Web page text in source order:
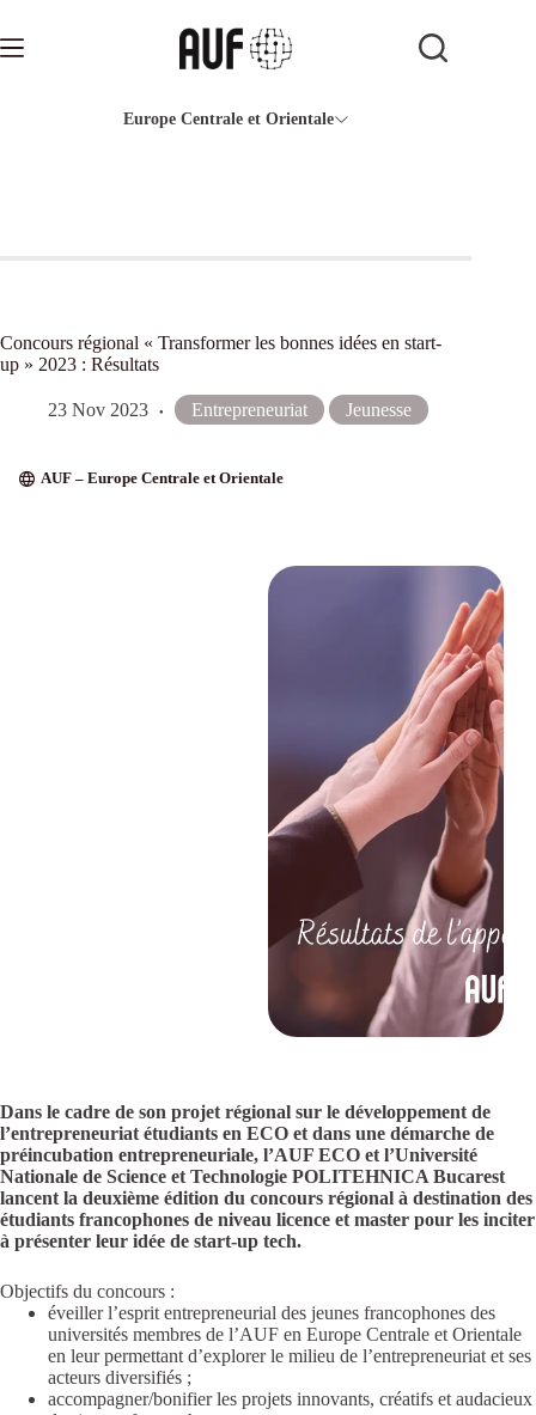
contenu
Europe Centrale et Orientale
Concours régional « Transformer les bonnes idées en start-
up » 2023 : Résultats
23 Nov 2023 Entrepreneuriat Jeunesse
AUF – Europe Centrale et Orientale
Dans le cadre de son projet régional sur le développement de
l’entrepreneuriat étudiants en ECO et dans une démarche de
préincubation entrepreneuriale, l’AUF ECO et l’Université
Nationale de Science et Technologie POLITEHNICA Bucarest
lancent la deuxième édition du concours régional à destination des
étudiants francophones de niveau licence et master pour les inciter
à présenter leur idée de start-up tech.
Objectifs du concours :
éveiller l’esprit entrepreneurial des jeunes francophones des
universités membres de l’AUF en Europe Centrale et Orientale
en leur permettant d’explorer le milieu de l’entrepreneuriat et ses
acteurs diversifiés ;
accompagner/bonifier les projets innovants, créatifs et audacieux